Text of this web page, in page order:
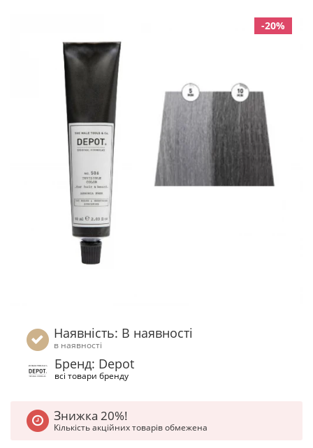
-20%
Наявність: В наявності
в наявності
Бренд: Depot
всі товари бренду
Знижка 20%!
Кількість акційних товарів обмежена